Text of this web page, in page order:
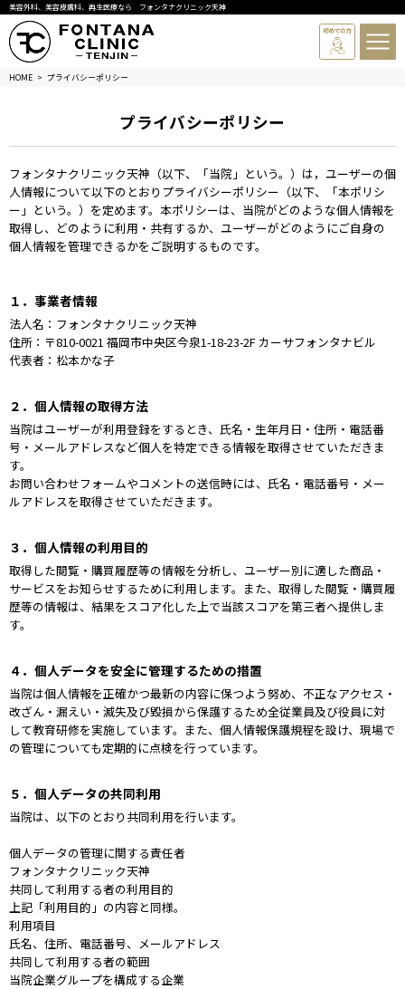
美容外科、美容皮膚科、再生医療なら フォンタナクリニック天神
HOME プライバシーポリシー
プライバシーポリシー
フォンタナクリニック天神（以下、「当院」という。）は，ユーザーの個
人情報について以下のとおりプライバシーポリシー（以下、「本ポリシ
ー」という。）を定めます。本ポリシーは、当院がどのような個人情報を
取得し、どのように利用・共有するか、ユーザーがどのようにご自身の
個人情報を管理できるかをご説明するものです。
１．事業者情報
法人名：フォンタナクリニック天神
住所：〒810-0021 福岡市中央区今泉1-18-23-2F カーサフォンタナビル
代表者：松本かな子
２．個人情報の取得方法
当院はユーザーが利用登録をするとき、氏名・生年月日・住所・電話番
号・メールアドレスなど個人を特定できる情報を取得させていただきま
す。
お問い合わせフォームやコメントの送信時には、氏名・電話番号・メー
ルアドレスを取得させていただきます。
３．個人情報の利用目的
取得した閲覧・購買履歴等の情報を分析し、ユーザー別に適した商品・
サービスをお知らせするために利用します。また、取得した閲覧・購買履
歴等の情報は、結果をスコア化した上で当該スコアを第三者へ提供しま
す。
４．個人データを安全に管理するための措置
当院は個人情報を正確かつ最新の内容に保つよう努め、不正なアクセス・
改ざん・漏えい・滅失及び毀損から保護するため全従業員及び役員に対
して教育研修を実施しています。また、個人情報保護規程を設け、現場で
の管理についても定期的に点検を行っています。
５．個人データの共同利用
当院は、以下のとおり共同利用を行います。
個人データの管理に関する責任者
フォンタナクリニック天神
共同して利用する者の利用目的
上記「利用目的」の内容と同様。
利用項目
氏名、住所、電話番号、メールアドレス
共同して利用する者の範囲
当院企業グループを構成する企業